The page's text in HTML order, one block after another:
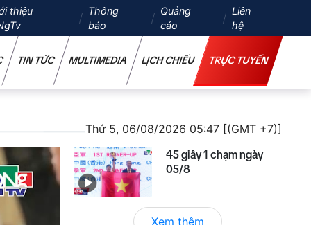
thiệu
Thông
báo
Quảng
cáo
Liên
hệ
TIN TỨC MULTIMEDIA LỊCH CHIẾU TRỰC TUYẾN
Thứ 5, 06/08/2026 05:47 [(GMT +7)]
45 giây 1 chạm ngày
05/8
Xem thêm